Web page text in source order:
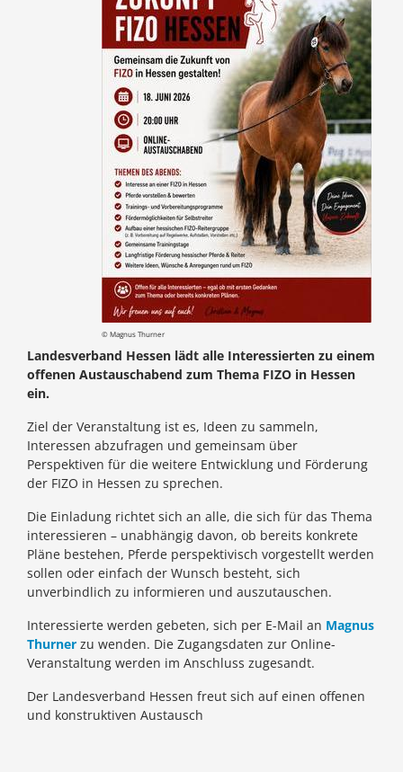
© Magnus Thurner
Landesverband Hessen lädt alle Interessierten zu einem
offenen Austauschabend zum Thema FIZO in Hessen
ein.
Ziel der Veranstaltung ist es, Ideen zu sammeln,
Interessen abzufragen und gemeinsam über
Perspektiven für die weitere Entwicklung und Förderung
der FIZO in Hessen zu sprechen.
Die Einladung richtet sich an alle, die sich für das Thema
interessieren – unabhängig davon, ob bereits konkrete
Pläne bestehen, Pferde perspektivisch vorgestellt werden
sollen oder einfach der Wunsch besteht, sich
unverbindlich zu informieren und auszutauschen.
Interessierte werden gebeten, sich per E-Mail an Magnus
Thurner zu wenden. Die Zugangsdaten zur Online-
Veranstaltung werden im Anschluss zugesandt.
Der Landesverband Hessen freut sich auf einen offenen
und konstruktiven Austausch